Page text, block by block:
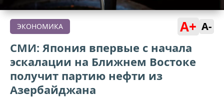
ЭКОНОМИКА A+ A-
СМИ: Япония впервые с начала
эскалации на Ближнем Востоке
получит партию нефти из
Азербайджана